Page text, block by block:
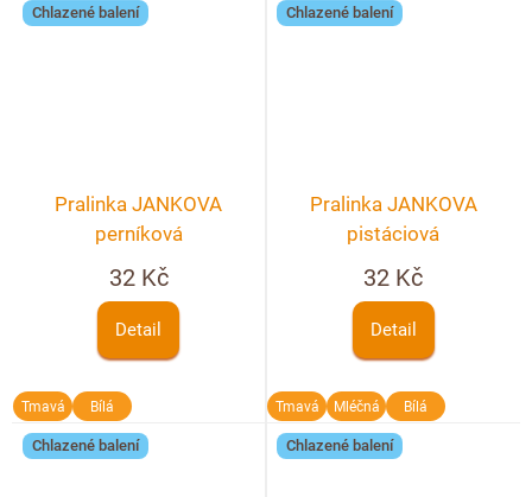
Chlazené balení
Pralinka JANKOVA
perníková
32 Kč
Detail
Tmavá Bílá
Chlazené balení
Pralinka JANKOVA
pistáciová
32 Kč
Detail
Tmavá Mléčná Bílá
Chlazené balení Chlazené balení